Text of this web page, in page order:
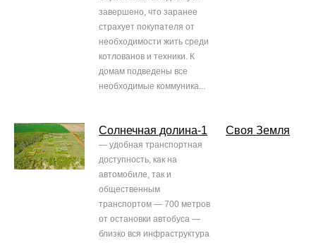
завершено, что заранее
страхует покупателя от
необходимости жить среди
котлованов и техники. К
домам подведены все
необходимые коммуника...
Солнечная долина-1
— удобная транспортная
доступность, как на
автомобиле, так и
общественным
транспортом — 700 метров
от остановки автобуса —
близко вся инфраструктура
Своя Земля